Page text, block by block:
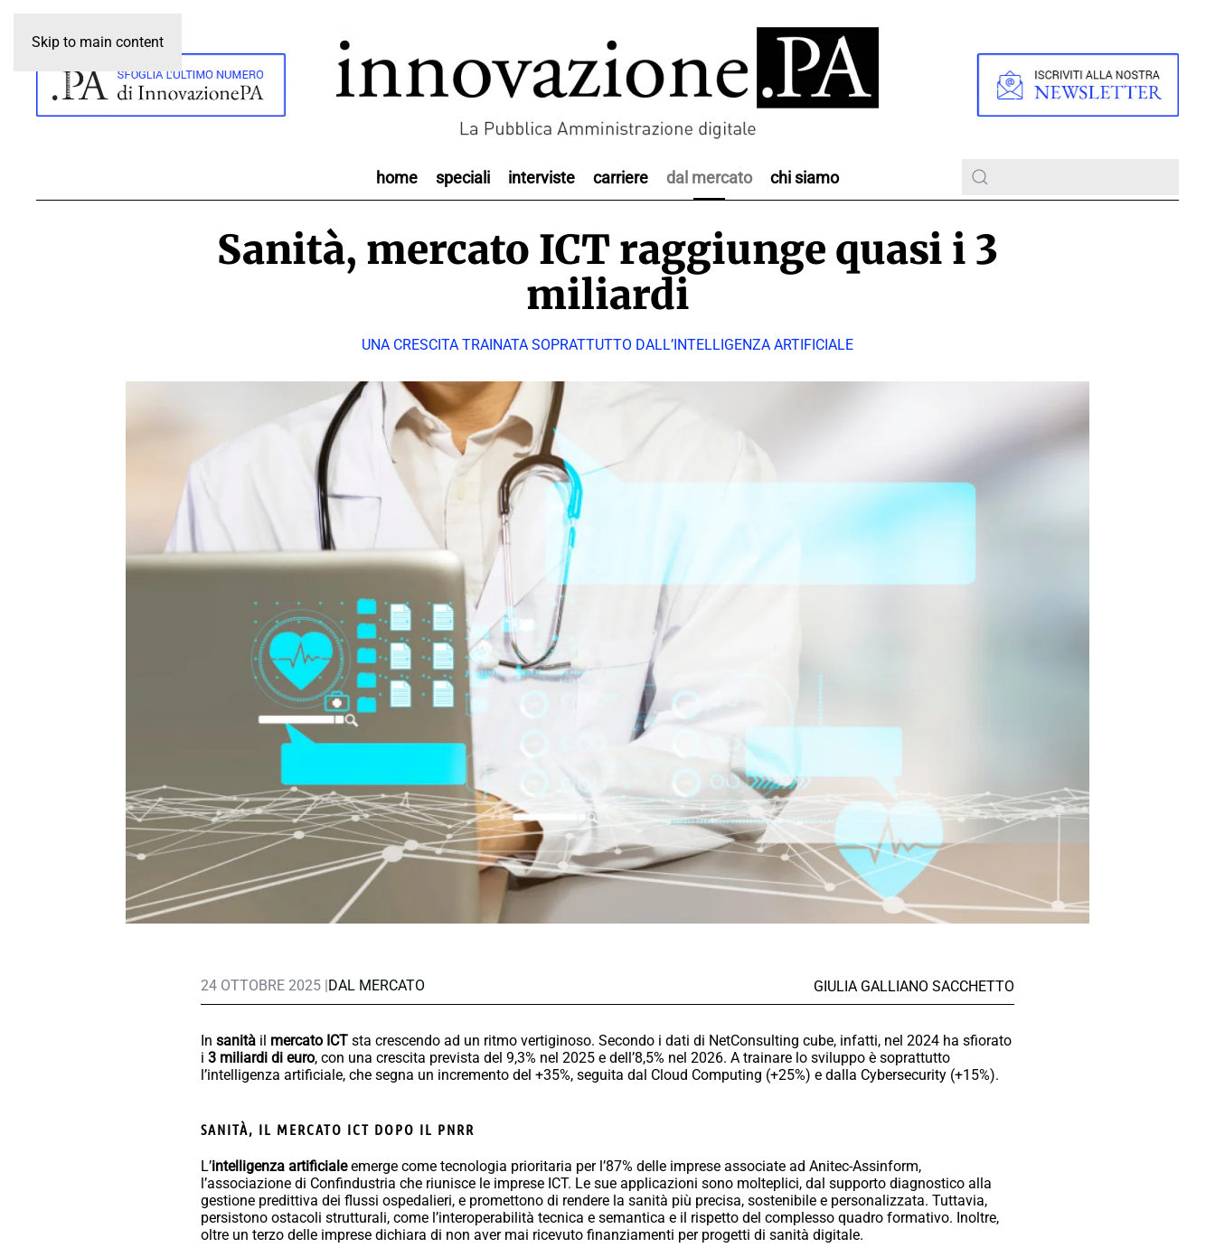
Skip to main content
home speciali interviste carriere dal mercato chi siamo
Sanità, mercato ICT raggiunge quasi i 3
miliardi
UNA CRESCITA TRAINATA SOPRATTUTTO DALL’INTELLIGENZA ARTIFICIALE
24 OTTOBRE 2025 |DAL MERCATO GIULIA GALLIANO SACCHETTO
In sanità il mercato ICT sta crescendo ad un ritmo vertiginoso. Secondo i dati di NetConsulting cube, infatti, nel 2024 ha sfiorato
i 3 miliardi di euro, con una crescita prevista del 9,3% nel 2025 e dell’8,5% nel 2026. A trainare lo sviluppo è soprattutto
l’intelligenza artificiale, che segna un incremento del +35%, seguita dal Cloud Computing (+25%) e dalla Cybersecurity (+15%).
SANITÀ, IL MERCATO ICT DOPO IL PNRR
L’intelligenza artificialeemerge come tecnologia prioritaria per l’87% delle imprese associate ad Anitec-Assinform,
l’associazione di Confindustria che riunisce le imprese ICT. Le sue applicazioni sono molteplici, dal supporto diagnostico alla
gestione predittiva dei flussi ospedalieri, e promettono di rendere la sanità più precisa, sostenibile e personalizzata. Tuttavia,
persistono ostacoli strutturali, come l’interoperabilità tecnica e semantica e il rispetto del complesso quadro formativo. Inoltre,
oltre un terzo delle imprese dichiara di non aver mai ricevuto finanziamenti per progetti di sanità digitale.